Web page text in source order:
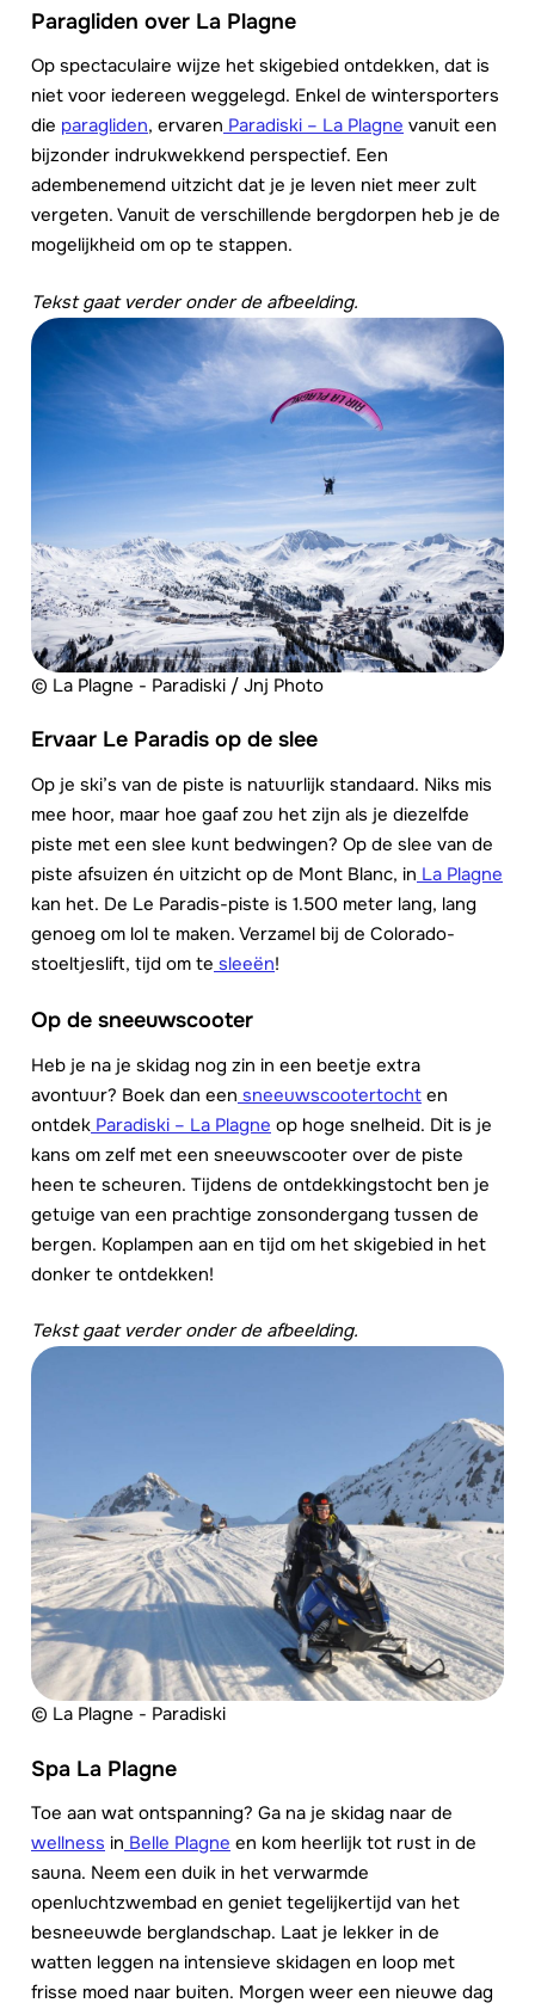
Paragliden over La Plagne
Op spectaculaire wijze het skigebied ontdekken, dat is
niet voor iedereen weggelegd. Enkel de wintersporters
die paragliden, ervaren Paradiski – La Plagne vanuit een
bijzonder indrukwekkend perspectief. Een
adembenemend uitzicht dat je je leven niet meer zult
vergeten. Vanuit de verschillende bergdorpen heb je de
mogelijkheid om op te stappen.
Tekst gaat verder onder de afbeelding.
© La Plagne - Paradiski / Jnj Photo
Ervaar Le Paradis op de slee
Op je ski’s van de piste is natuurlijk standaard. Niks mis
mee hoor, maar hoe gaaf zou het zijn als je diezelfde
piste met een slee kunt bedwingen? Op de slee van de
piste afsuizen én uitzicht op de Mont Blanc, in La Plagne
kan het. De Le Paradis-piste is 1.500 meter lang, lang
genoeg om lol te maken. Verzamel bij de Colorado-
stoeltjeslift, tijd om te sleeën!
Op de sneeuwscooter
Heb je na je skidag nog zin in een beetje extra
avontuur? Boek dan een sneeuwscootertocht en
ontdek Paradiski – La Plagne op hoge snelheid. Dit is je
kans om zelf met een sneeuwscooter over de piste
heen te scheuren. Tijdens de ontdekkingstocht ben je
getuige van een prachtige zonsondergang tussen de
bergen. Koplampen aan en tijd om het skigebied in het
donker te ontdekken!
Tekst gaat verder onder de afbeelding.
© La Plagne - Paradiski
Spa La Plagne
Toe aan wat ontspanning? Ga na je skidag naar de
wellness in Belle Plagne en kom heerlijk tot rust in de
sauna. Neem een duik in het verwarmde
openluchtzwembad en geniet tegelijkertijd van het
besneeuwde berglandschap. Laat je lekker in de
watten leggen na intensieve skidagen en loop met
frisse moed naar buiten. Morgen weer een nieuwe dag